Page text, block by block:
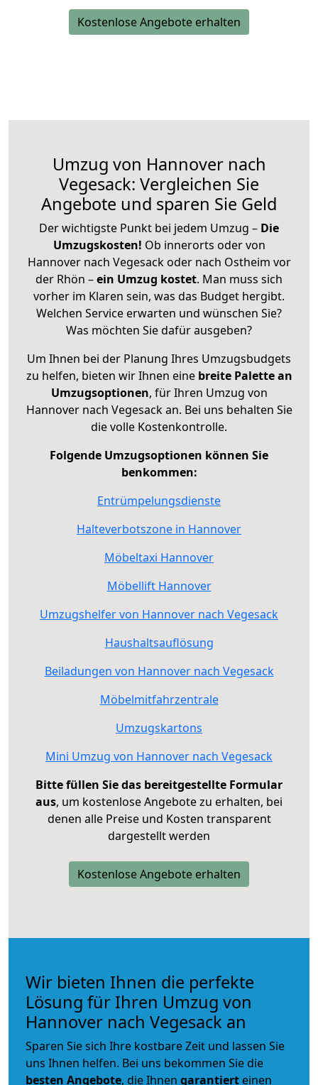
Kostenlose Angebote erhalten
Umzug von Hannover nach
Vegesack: Vergleichen Sie
Angebote und sparen Sie Geld
Der wichtigste Punkt bei jedem Umzug – Die
Umzugskosten! Ob innerorts oder von
Hannover nach Vegesack oder nach Ostheim vor
der Rhön –ein Umzug kostet. Man muss sich
vorher im Klaren sein, was das Budget hergibt.
Welchen Service erwarten und wünschen Sie?
Was möchten Sie dafür ausgeben?
Um Ihnen bei der Planung Ihres Umzugsbudgets
zu helfen, bieten wir Ihnen eine breite Palette an
Umzugsoptionen, für Ihren Umzug von
Hannover nach Vegesack an. Bei uns behalten Sie
die volle Kostenkontrolle.
Folgende Umzugsoptionen können Sie
benkommen:
Entrümpelungsdienste
Halteverbotszone in Hannover
Möbeltaxi Hannover
Möbellift Hannover
Umzugshelfer von Hannover nach Vegesack
Haushaltsauflösung
Beiladungen von Hannover nach Vegesack
Möbelmitfahrzentrale
Umzugskartons
Mini Umzug von Hannover nach Vegesack
Bitte füllen Sie das bereitgestellte Formular
aus, um kostenlose Angebote zu erhalten, bei
denen alle Preise und Kosten transparent
dargestellt werden
Kostenlose Angebote erhalten
Wir bieten Ihnen die perfekte
Lösung für Ihren Umzug von
Hannover nach Vegesack an
Sparen Sie sich Ihre kostbare Zeit und lassen Sie
uns Ihnen helfen. Bei uns bekommen Sie die
besten Angebote, die Ihnen garantiert einen